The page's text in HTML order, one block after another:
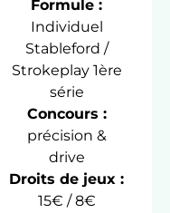
Formule :
Individuel
Stableford /
Strokeplay 1ère
série
Concours :
précision &
drive
Droits de jeux :
15€ / 8€